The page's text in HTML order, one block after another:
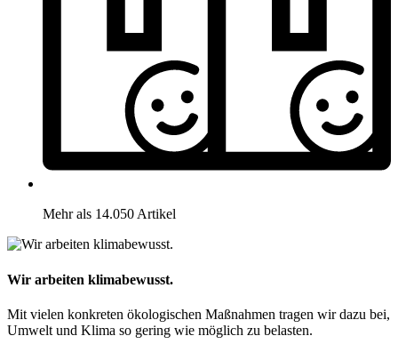
Mehr als 14.050 Artikel
Wir arbeiten klimabewusst.
Mit vielen konkreten ökologischen Maßnahmen tragen wir dazu bei,
Umwelt und Klima so gering wie möglich zu belasten.